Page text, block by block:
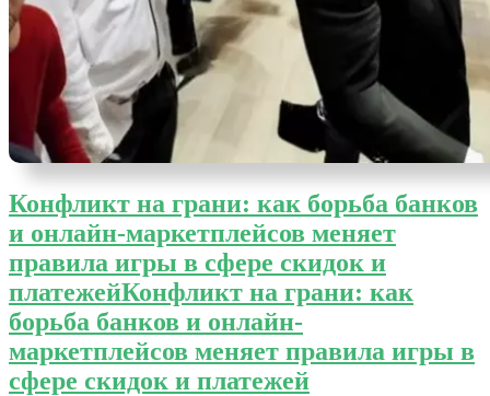
Конфликт на грани: как борьба банков
и онлайн-маркетплейсов меняет
правила игры в сфере скидок и
платежейКонфликт на грани: как
борьба банков и онлайн-
маркетплейсов меняет правила игры в
сфере скидок и платежей